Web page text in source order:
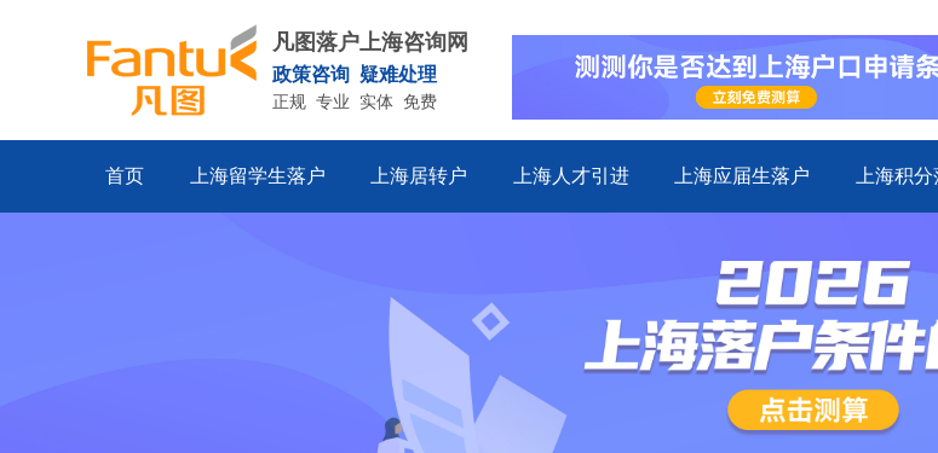
凡图落户上海咨询网
政策咨询 疑难处理
正规 专业 实体 免费
首页 上海留学生落户 上海居转户 上海人才引进 上海应届生落户 上海积